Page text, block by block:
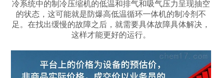
冷系统中的制冷压缩机的低温和排气和吸气压力呈现抽空
的状态，这可能就是防爆高低温循环一体机的制冷剂不
足。在找出缓慢的故障之后，就需要具体故障具体解决，
这样才能更好的运行。